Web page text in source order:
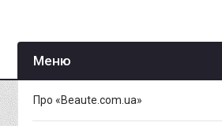
Про «Beaute.com.ua»